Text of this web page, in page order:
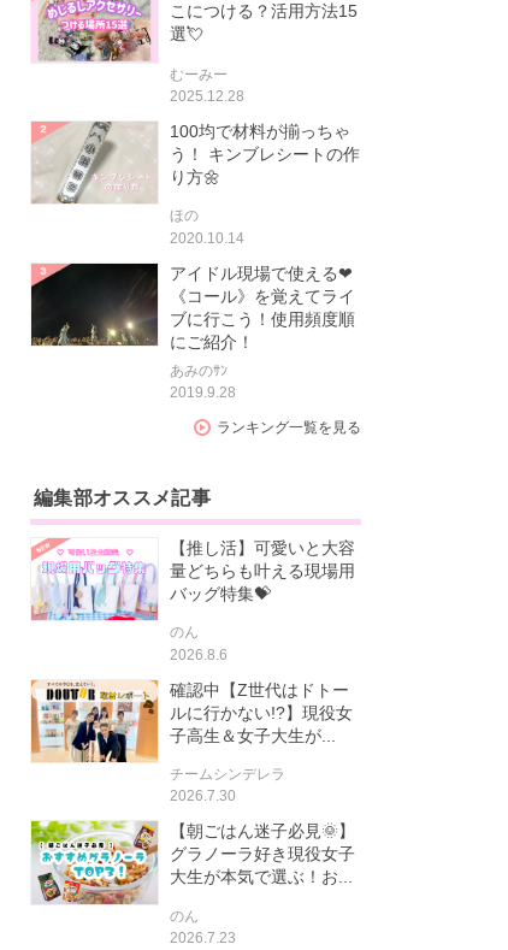
こにつける？活用方法15
選💘
むーみー
2025.12.28
100均で材料が揃っちゃ
う！ キンブレシートの作
り方🌼
ほの
2020.10.14
アイドル現場で使える❤
《コール》を覚えてライ
ブに行こう！使用頻度順
にご紹介！
あみのｻﾝ
2019.9.28
ランキング一覧を見る
編集部オススメ記事
【推し活】可愛いと大容
量どちらも叶える現場用
バッグ特集💝
のん
2026.8.6
確認中【Z世代はドトー
ルに行かない!?】現役女
子高生＆女子大生が...
チームシンデレラ
2026.7.30
【朝ごはん迷子必見🌞】
グラノーラ好き現役女子
大生が本気で選ぶ！お...
のん
2026.7.23